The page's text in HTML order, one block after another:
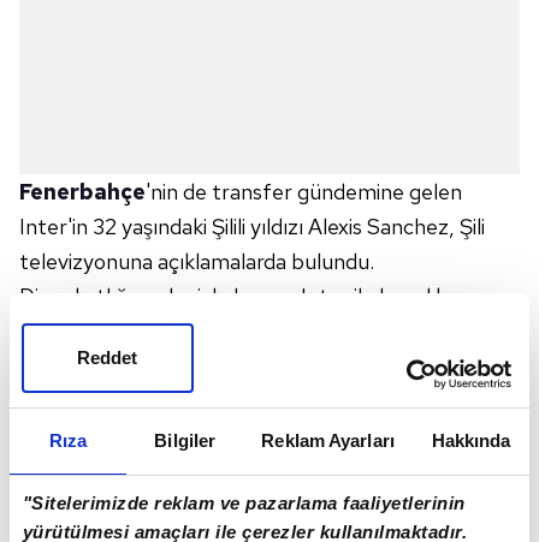
Rıza Bilgiler Reklam Ayarları Hakkında
"Sitelerimizde reklam ve pazarlama faaliyetlerinin
yürütülmesi amaçları ile çerezler kullanılmaktadır.
Reddet
Fenerbahçe'nin de transfer gündemine gelen
Inter'in 32 yaşındaki Şilili yıldızı Alexis Sanchez, Şili
televizyonuna açıklamalarda bulundu.
Diz sakatlığı nedeniyle bu yaz Inter ile hazırlık
kampına katılamayan Alexis Sanchez, Genoa ile
oynanan ilk maçta da forma giyememişti.
Rehabilitasyon süreciyle ilgili bilgi veren Alexis,
"İyileşme sürecim günden güne daha iyiye gidiyor.
Inter ile antrenmanlara çıkacağım ve neler olacağını
göreceğiz." dedi.